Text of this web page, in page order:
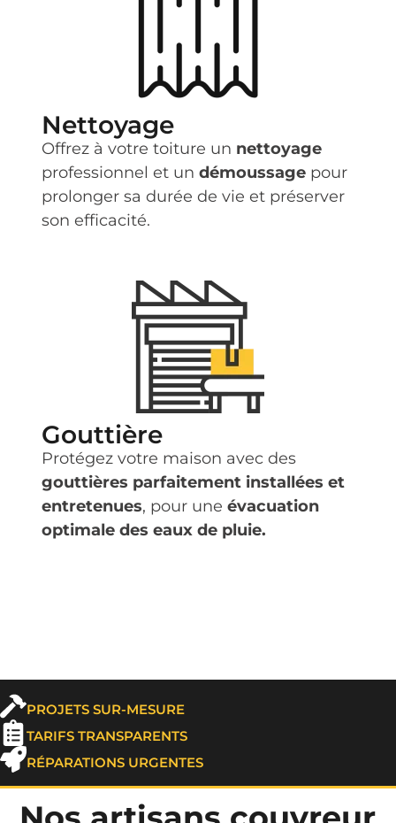
Nettoyage
Offrez à votre toiture un nettoyage
professionnel et undémoussage pour
prolonger sa durée de vie et préserver
son efficacité.
Gouttière
Protégez votre maison avec des
gouttières parfaitement installées et
entretenues, pour uneévacuation
optimale des eaux de pluie.
PROJETS SUR-MESURE
TARIFS TRANSPARENTS
RÉPARATIONS URGENTES